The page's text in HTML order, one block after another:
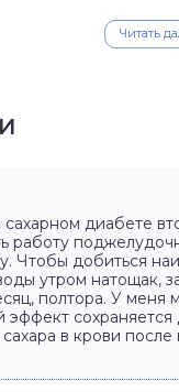
Читать
диабете
работу
Чтобы добиться
утром натощак,
полтора. У меня
эффект сохраняется
сахара в крови